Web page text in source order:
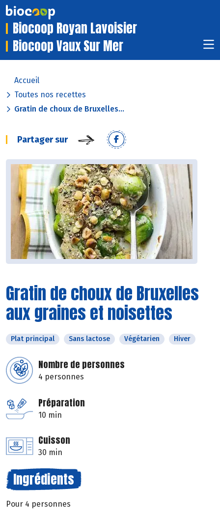
Biocoop Royan Lavoisier
Biocoop Vaux Sur Mer
Accueil
Toutes nos recettes
Gratin de choux de Bruxelles...
Partager sur
Gratin de choux de Bruxelles
aux graines et noisettes
Plat principal Sans lactose Végétarien Hiver
Nombre de personnes
4 personnes
Préparation
10 min
Cuisson
30 min
Ingrédients
Pour 4 personnes